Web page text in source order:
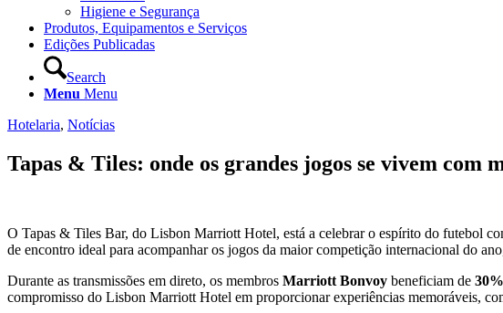
Higiene e Segurança
Produtos, Equipamentos e Serviços
Edições Publicadas
Search
Menu Menu
Hotelaria, Notícias
Tapas & Tiles: onde os grandes jogos se vivem
O Tapas & Tiles Bar, do Lisbon Marriott Hotel, está a celebrar o espírito do futebol
de encontro ideal para acompanhar os jogos da maior competição internacional do
Durante as transmissões em direto, os membros Marriott Bonvoy beneficiam de
compromisso do Lisbon Marriott Hotel em proporcionar experiências memoráveis,